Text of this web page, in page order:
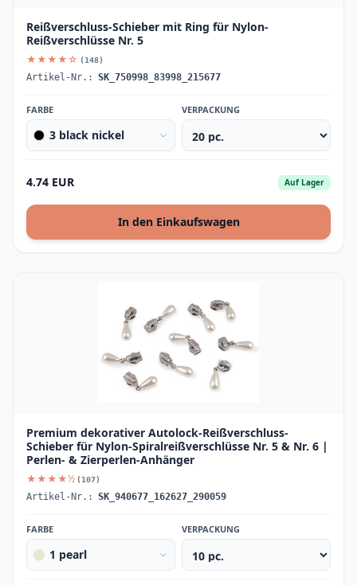
Reißverschluss-Schieber mit Ring für Nylon-
Reißverschlüsse Nr. 5
★★★★☆ (148)
Artikel-Nr.: SK_750998_83998_215677
FARBE
3 black nickel
VERPACKUNG
4.74 EUR Auf Lager
In den Einkaufswagen
Premium dekorativer Autolock-Reißverschluss-
Schieber für Nylon-Spiralreißverschlüsse Nr. 5 & Nr. 6 |
Perlen- & Zierperlen-Anhänger
★★★★½ (107)
Artikel-Nr.: SK_940677_162627_290059
FARBE
1 pearl
VERPACKUNG